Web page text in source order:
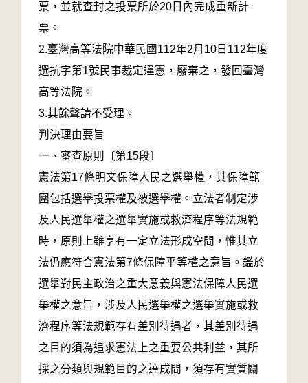
票，並就查封之投票所於20日內完成重新計
票。
2.臺灣高等法院中華民國112年2月10日112年度
選抗字第1號民事裁定違憲，廢棄之，發回臺灣
高等法院。
3.其餘聲請不受理。
判決理由要旨
一、審查原則〔第15段〕
憲法第17條明文保障人民之選舉權，其保障範
圍包括選舉投票權及被選舉權。立法者制定涉
及人民選舉權之選舉實施或救濟程序等法規範
時，原則上雖享有一定立法形成空間，惟其立
法仍應符合憲法第7條保障平等權之意旨。鑑於
選舉對民主政治之重大意義與憲法保障人民選
舉權之意旨，涉及人民選舉權之選舉實施或救
濟程序等法規範存有差別待遇者，其差別待遇
之目的須為追求憲法上之重要公共利益，其所
採之分類與規範目的之達成間，須存有實質關